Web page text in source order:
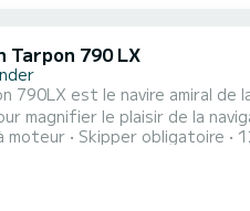
Tarpon 790 LX
790LX est le navire amiral de
magnifier le plaisir de la
en font l'embarcation
moteur Skipper obligatoire